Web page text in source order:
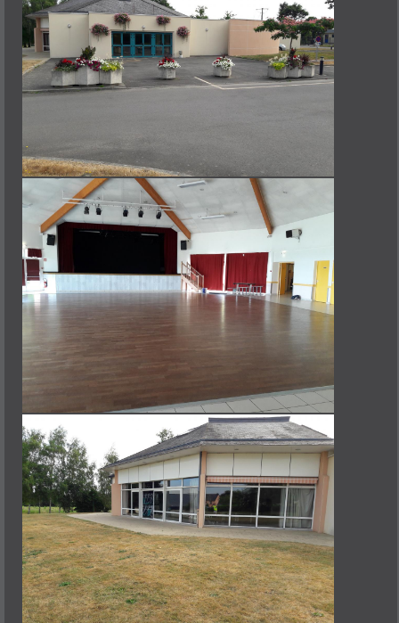
DÉMARCHES
NOUVEAUX ARRIVANTS
DÉCLARATION PRÉALABLE
PERMIS DE CONSTRUIRE
URBANISME-TAXE FONCIÈRE
ETAT CIVIL
CARTE D'IDENTITÉ - PASSEPORT
CARTE GRISE-PERMIS DE CONDUIRE
ATTESTATION D'ACCUEIL
PACS (PACTE CIVIL DE SOLIDARITÉ)
PRATIQUE
ESPACE FRANCE SERVICES
GESTION DES DÉCHETS
L'ADMR
L'AGENCE POSTALE
LE MARCHÉ
POINT ACCUEIL EMPLOI
SALLE MULTIFONCTIONS
MAISON DU LIVRE ET DU TOURISME
LES ASSOCIATIONS
SPORT
BADMINTON
CYCLO
FITNESS IRODOUËR
JUDO CLUB IRODOUËR
MULTI-SPORTS 6-8 ANS
CULTURE
THÉATRE LA TROTHEDI
YOGA DU RIRE
AUTRE
AMICAL DES SAPEURS POMPIERS
ASSOCIATION "EN AVANT FLORIAN"
CLUB DES LOISIRS
COUTURE
LE SOLEX DES TROPIQUES
OENOLOGIE
SECONDE VIE - RESSOURCERIE
U.N.C.
NATURE
CHEMINS ET NATURE
LUTTE CONTRE LA PROLIFÉRATION DU FRELON ASIATIQUE (LUCPFA)
SOCIÉTÉ DE CHASSE
L'ACTIVITÉ ÉCONOMIQUE
CONTACT